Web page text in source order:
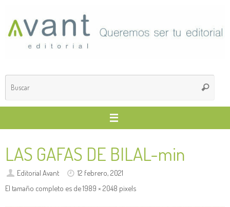
contenido
Buscar
LAS GAFAS DE BILAL-min
Editorial Avant
12 febrero, 2021
El tamaño completo es de1989 × 2048 pixels